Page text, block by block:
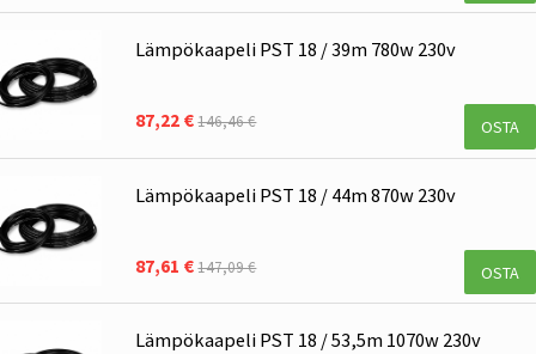
Lämpökaapeli PST 18 / 39m 780w 230v
87,22 €146,46 € OSTA
Lämpökaapeli PST 18 / 44m 870w 230v
87,61 €147,09 € OSTA
Lämpökaapeli PST 18 / 53,5m 1070w 230v